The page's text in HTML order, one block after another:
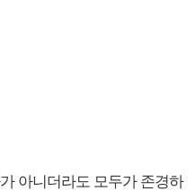
아니더라도 모두가 존경하